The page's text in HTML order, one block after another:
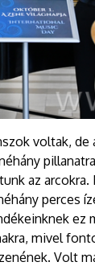
voltak,
az
perces
mivel
Volt